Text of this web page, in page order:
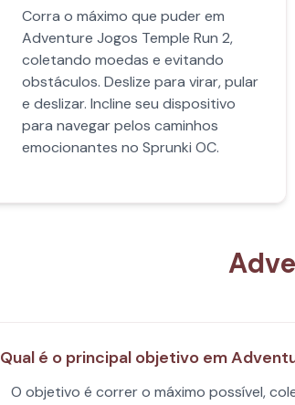
Corra o máximo que puder em
Adventure Jogos Temple Run 2,
coletando moedas e evitando
obstáculos. Deslize para virar, pular
e deslizar. Incline seu dispositivo
para navegar pelos caminhos
emocionantes no Sprunki OC.
Qual é o principal objetivo em
O objetivo é correr o máximo possível,